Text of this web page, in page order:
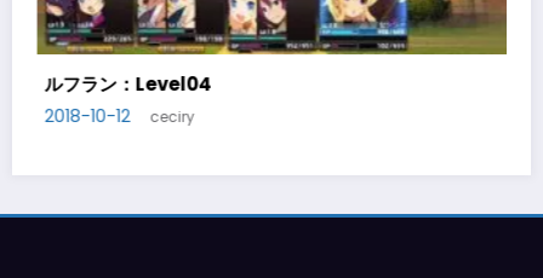
ルフラン：Level05
2018-10-14